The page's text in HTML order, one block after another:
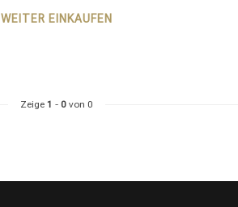
WEITER EINKAUFEN
Zeige 1 - 0 von 0